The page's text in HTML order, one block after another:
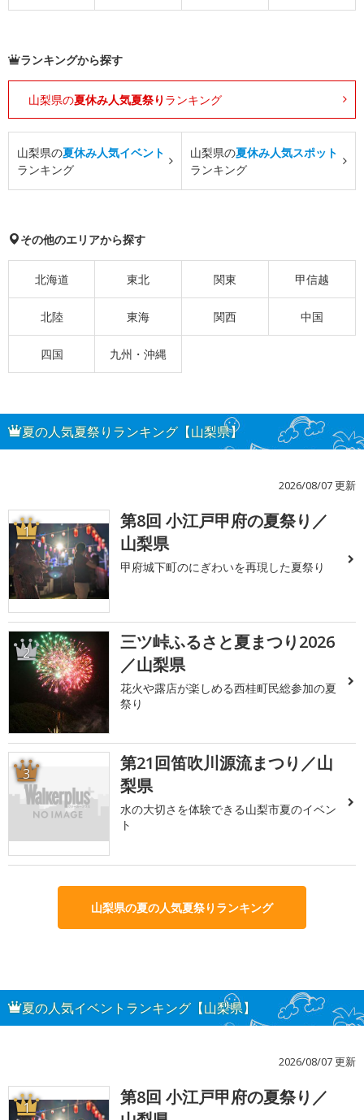
ランキングから探す
山梨県の夏休み人気夏祭り ランキング
山梨県の夏休み人気イベント
ランキング
山梨県の夏休み人気スポット
ランキング
その他のエリアから探す
北海道 東北 関東 甲信越
北陸 東海 関西 中国
四国 九州・沖縄
夏の人気夏祭りランキング【山梨県】
2026/08/07 更新
1
第8回 小江戸甲府の夏祭り／
山梨県
甲府城下町のにぎわいを再現した夏祭り
2
三ツ峠ふるさと夏まつり2026
／山梨県
花火や露店が楽しめる西桂町民総参加の夏
祭り
3
第21回笛吹川源流まつり／山
梨県
水の大切さを体験できる山梨市夏のイベン
ト
山梨県の夏の人気夏祭りランキング
夏の人気イベントランキング【山梨県】
2026/08/07 更新
1
第8回 小江戸甲府の夏祭り／